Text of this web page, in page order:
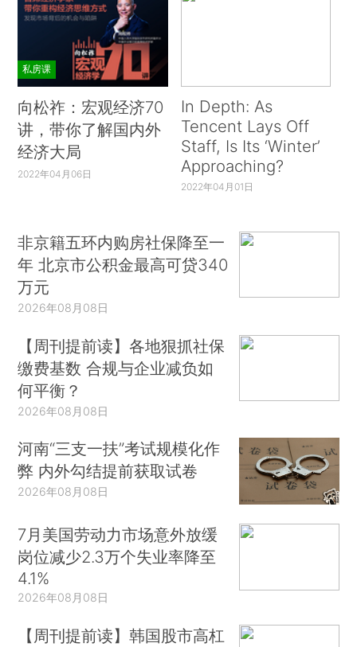
私房课
向松祚：宏观经济70
讲，带你了解国内外
经济大局
2022年04月06日
In Depth: As
Tencent Lays Off
Staff, Is Its ‘Winter’
Approaching?
2022年04月01日
非京籍五环内购房社保降至一
年 北京市公积金最高可贷340
万元
2026年08月08日
【周刊提前读】各地狠抓社保
缴费基数 合规与企业减负如
何平衡？
2026年08月08日
河南“三支一扶”考试规模化作
弊 内外勾结提前获取试卷
2026年08月08日
7月美国劳动力市场意外放缓
岗位减少2.3万个失业率降至
4.1%
2026年08月08日
【周刊提前读】韩国股市高杠